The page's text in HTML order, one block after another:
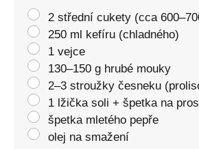
2 střední cukety (cca
250 ml kefíru (chladného)
1 vejce
130–150 g hrubé mouky
2–3 stroužky česneku
1 lžička soli + špetka na
špetka mletého pepře
olej na smažení